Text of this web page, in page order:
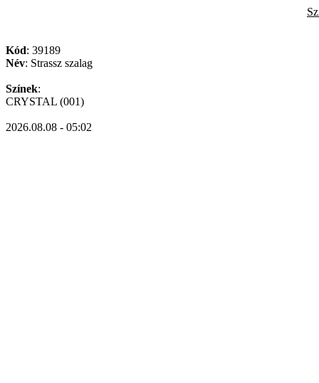
Kód: 39189
Név: Strassz szalag
Színek:
CRYSTAL (001)
2026.08.08 - 05:02